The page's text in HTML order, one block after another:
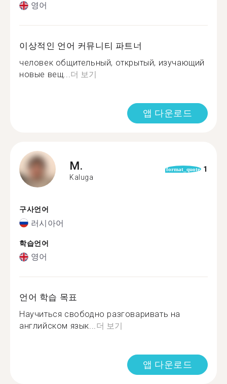
영어
이상적인 언어 커뮤니티 파트너
человек общительный, открытый, изучающий
новые вещ...더 보기
앱 다운로드
M.
Kaluga
format_quote 1
구사언어
러시아어
학습언어
영어
언어 학습 목표
Научиться свободно разговаривать на
английском язык...더 보기
앱 다운로드